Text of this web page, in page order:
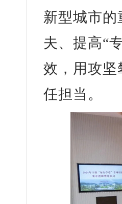
新型城市的
夫、提高“
效，用攻坚
任担当。